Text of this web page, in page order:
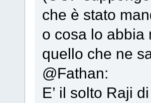
che è stato
o cosa lo abbia
quello che ne
@Fathan:
E’ il solto Raji